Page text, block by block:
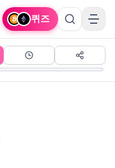
퀴즈